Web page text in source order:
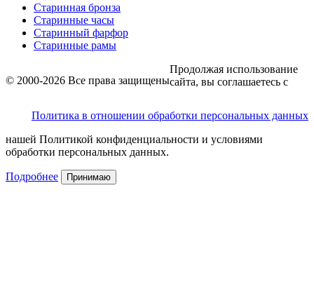
Старинная бронза
Старинные часы
Старинный фарфор
Старинные рамы
© 2000-2026 Все права защищены
Политика в отношении обработки персональных данных
Продолжая использование
сайта, вы соглашаетесь с
нашей Политикой конфиденциальности и условиями
обработки персональных данных.
Подробнее Принимаю